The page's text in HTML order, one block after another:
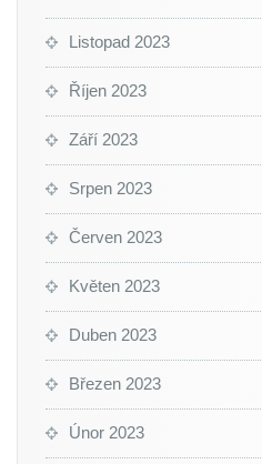
Listopad 2023
Říjen 2023
Září 2023
Srpen 2023
Červen 2023
Květen 2023
Duben 2023
Březen 2023
Únor 2023